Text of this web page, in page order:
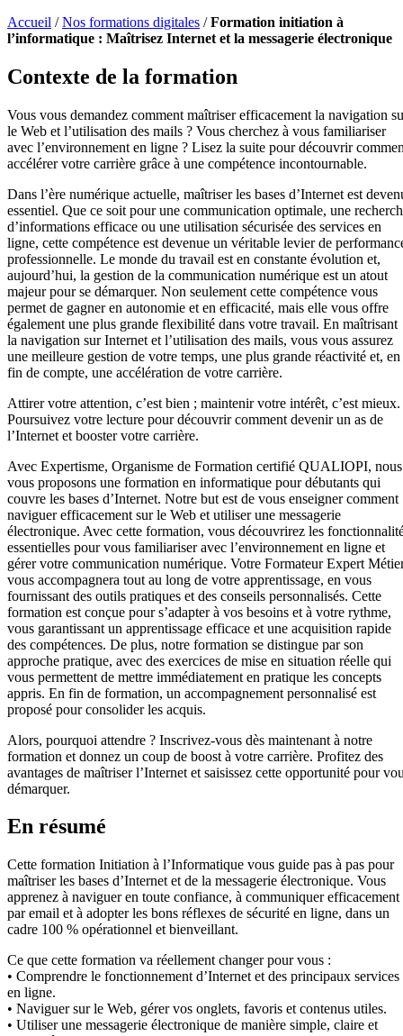
Accueil /Nos formations digitales /Formation initiation à
l’informatique : Maîtrisez Internet et la messagerie électronique
Contexte de la formation
Vous vous demandez comment maîtriser efficacement la navigation
le Web et l’utilisation des mails ? Vous cherchez à vous familiariser
avec l’environnement en ligne ? Lisez la suite pour découvrir
accélérer votre carrière grâce à une compétence incontournable.
Dans l’ère numérique actuelle, maîtriser les bases d’Internet est
essentiel. Que ce soit pour une communication optimale, une
d’informations efficace ou une utilisation sécurisée des services en
ligne, cette compétence est devenue un véritable levier de
professionnelle. Le monde du travail est en constante évolution et,
aujourd’hui, la gestion de la communication numérique est un atout
majeur pour se démarquer. Non seulement cette compétence vous
permet de gagner en autonomie et en efficacité, mais elle vous offre
également une plus grande flexibilité dans votre travail. En maîtrisant
la navigation sur Internet et l’utilisation des mails, vous vous assurez
une meilleure gestion de votre temps, une plus grande réactivité et, en
fin de compte, une accélération de votre carrière.
Attirer votre attention, c’est bien ; maintenir votre intérêt, c’est mieux.
Poursuivez votre lecture pour découvrir comment devenir un as de
l’Internet et booster votre carrière.
Avec Expertisme, Organisme de Formation certifié QUALIOPI, nous
vous proposons une formation en informatique pour débutants qui
couvre les bases d’Internet. Notre but est de vous enseigner comment
naviguer efficacement sur le Web et utiliser une messagerie
électronique. Avec cette formation, vous découvrirez les
essentielles pour vous familiariser avec l’environnement en ligne et
gérer votre communication numérique. Votre Formateur Expert
vous accompagnera tout au long de votre apprentissage, en vous
fournissant des outils pratiques et des conseils personnalisés. Cette
formation est conçue pour s’adapter à vos besoins et à votre rythme,
vous garantissant un apprentissage efficace et une acquisition rapide
des compétences. De plus, notre formation se distingue par son
approche pratique, avec des exercices de mise en situation réelle qui
vous permettent de mettre immédiatement en pratique les concepts
appris. En fin de formation, un accompagnement personnalisé est
proposé pour consolider les acquis.
Alors, pourquoi attendre ? Inscrivez-vous dès maintenant à notre
formation et donnez un coup de boost à votre carrière. Profitez des
avantages de maîtriser l’Internet et saisissez cette opportunité pour
démarquer.
En résumé
Cette formation Initiation à l’Informatique vous guide pas à pas pour
maîtriser les bases d’Internet et de la messagerie électronique. Vous
apprenez à naviguer en toute confiance, à communiquer efficacement
par email et à adopter les bons réflexes de sécurité en ligne, dans un
cadre 100 % opérationnel et bienveillant.
Ce que cette formation va réellement changer pour vous :
• Comprendre le fonctionnement d’Internet et des principaux services
en ligne.
• Naviguer sur le Web, gérer vos onglets, favoris et contenus utiles.
• Utiliser une messagerie électronique de manière simple, claire et